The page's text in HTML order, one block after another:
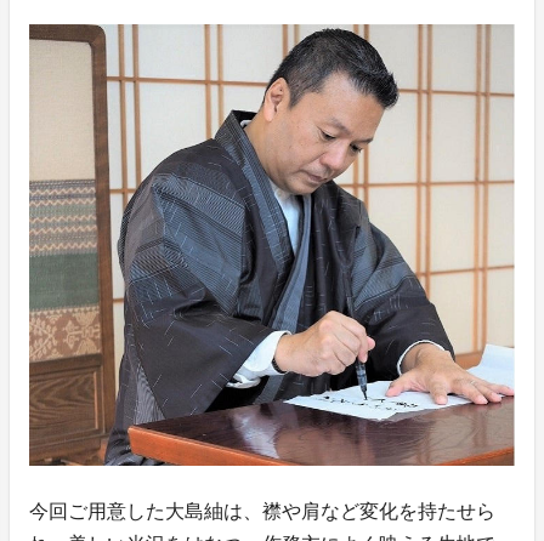
今回ご用意した大島紬は、襟や肩など変化を持たせら